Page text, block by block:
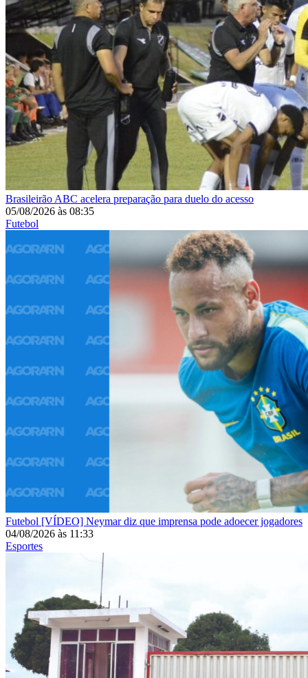
Brasileirão ABC acelera preparação para duelo do acesso
05/08/2026 às 08:35
Futebol
Futebol [VÍDEO] Neymar diz que imprensa pode adoecer jogadores
04/08/2026 às 11:33
Esportes